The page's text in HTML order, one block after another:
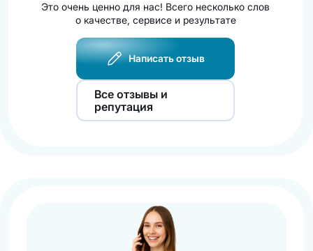
Это очень ценно для нас! Всего несколько слов
о качестве, сервисе и результате
Написать отзыв
Все отзывы и
репутация